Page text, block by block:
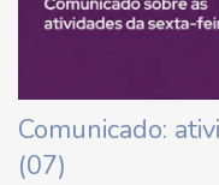
Comunicado:
(07)